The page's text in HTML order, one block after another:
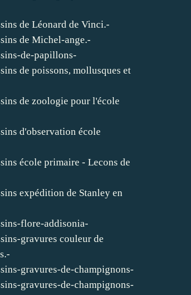
de Léonard de Vinci.-
de Michel-ange.-
de-papillons-
de poissons, mollusques et
de zoologie pour l'école
d'observation école
école primaire - Lecons de
expédition de Stanley en
flore-addisonia-
gravures couleur de
gravures-de-champignons-
gravures-de-champignons-